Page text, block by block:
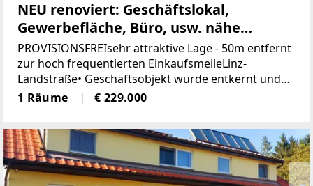
NEU renoviert: Geschäftslokal,
Gewerbefläche, Büro, usw. nähe
Landstrasse-Linz (Provisionsfrei)
PROVISIONSFREIsehr attraktive Lage - 50m entfernt
zur hoch frequentierten EinkaufsmeileLinz-
Landstraße• Geschäftsobjekt wurde entkernt und
generalsaniert• Klimatisiert (Klimaanlage)• neue
Böden, neue Heizkörper•
1 Räume € 229.000